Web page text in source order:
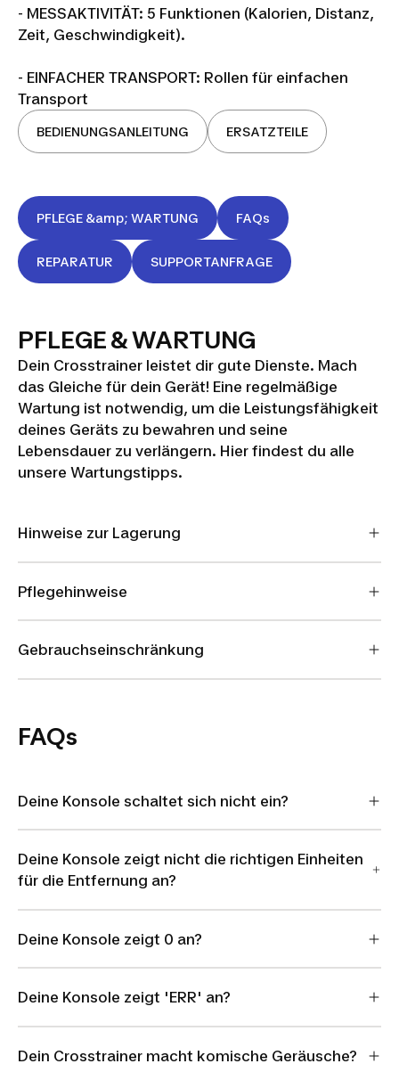
- MESSAKTIVITÄT: 5 Funktionen (Kalorien, Distanz,
Zeit, Geschwindigkeit).
- EINFACHER TRANSPORT: Rollen für einfachen
Transport
BEDIENUNGSANLEITUNG ERSATZTEILE
PFLEGE &amp; WARTUNG FAQs
REPARATUR SUPPORTANFRAGE
PFLEGE & WARTUNG
Dein Crosstrainer leistet dir gute Dienste. Mach
das Gleiche für dein Gerät! Eine regelmäßige
Wartung ist notwendig, um die Leistungsfähigkeit
deines Geräts zu bewahren und seine
Lebensdauer zu verlängern. Hier findest du alle
unsere Wartungstipps.
Hinweise zur Lagerung
Pflegehinweise
Gebrauchseinschränkung
FAQs
Deine Konsole schaltet sich nicht ein?
Deine Konsole zeigt nicht die richtigen Einheiten
für die Entfernung an?
Deine Konsole zeigt 0 an?
Deine Konsole zeigt 'ERR' an?
Dein Crosstrainer macht komische Geräusche?